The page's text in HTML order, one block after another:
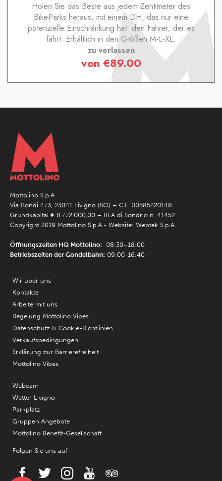
Holen Sie das Beste aus jedem Zentimeter des
BikeParks heraus, mit einem DH, das nur eine
potenzielle Einschränkung hat: den Fahrer, der es
fährt. Erhältlich in den Größen M-L-XL.
zu verlassen
von €89.00
Mottolino S.p.A.
Via Bondi 473, 23041 Livigno (SO) – C.F. 00585220148
Grundkapital € 8.772.000,00 – REA di Sondrio n. 41452
Copyright 2019 Mottolino S.p.A.- Website: Webtek S.p.A.
Öffnungszeiten HQ Mottolino: 08:30–18:00
Betriebszeiten der Gondelbahn: 09:00-16:40
Wir über uns
Kontakte
Arbeite mit uns
Regelung Mottolino Vibes
Datenschutz & Cookie-Richtlinien
Verkaufsbedingungen
Erklärung zur Barrierefreiheit
Mottolino Vibes
Webcam
Wetter Livigno
Parkplatz
Gruppen Angebote
Mottolino Benefit-Gesellschaft
Folgen Sie uns auf